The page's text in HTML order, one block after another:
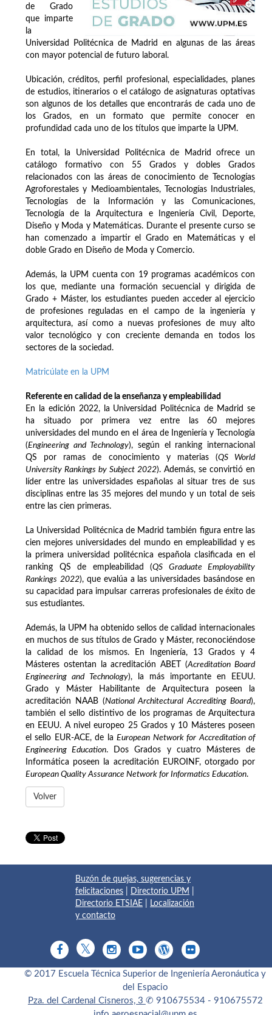
de Grado
que imparte
la
Universidad Politécnica de Madrid en algunas de las áreas
con mayor potencial de futuro laboral.
Ubicación, créditos, perfil profesional, especialidades, planes
de estudios, itinerarios o el catálogo de asignaturas optativas
son algunos de los detalles que encontrarás de cada uno de
los Grados, en un formato que permite conocer en
profundidad cada uno de los títulos que imparte la UPM.
En total, la Universidad Politécnica de Madrid ofrece un
catálogo formativo con 55 Grados y dobles Grados
relacionados con las áreas de conocimiento de Tecnologías
Agroforestales y Medioambientales, Tecnologías Industriales,
Tecnologías de la Información y las Comunicaciones,
Tecnología de la Arquitectura e Ingeniería Civil, Deporte,
Diseño y Moda y Matemáticas. Durante el presente curso se
han comenzado a impartir el Grado en Matemáticas y el
doble Grado en Diseño de Moda y Comercio.
Además, la UPM cuenta con 19 programas académicos con
los que, mediante una formación secuencial y dirigida de
Grado + Máster, los estudiantes pueden acceder al ejercicio
de profesiones reguladas en el campo de la ingeniería y
arquitectura, así como a nuevas profesiones de muy alto
valor tecnológico y con creciente demanda en todos los
sectores de la sociedad.
Matricúlate en la UPM
Referente en calidad de la enseñanza y empleabilidad
En la edición 2022, la Universidad Politécnica de Madrid se
ha situado por primera vez entre las 60 mejores
universidades del mundo en el área de Ingeniería y Tecnología
(Engineering and Technology), según el ranking internacional
QS por ramas de conocimiento y materias (QS World
University Rankings by Subject 2022). Además, se convirtió en
líder entre las universidades españolas al situar tres de sus
disciplinas entre las 35 mejores del mundo y un total de seis
entre las cien primeras.
La Universidad Politécnica de Madrid también figura entre las
cien mejores universidades del mundo en empleabilidad y es
la primera universidad politécnica española clasificada en el
ranking QS de empleabilidad (QS Graduate Employability
Rankings 2022), que evalúa a las universidades basándose en
su capacidad para impulsar carreras profesionales de éxito de
sus estudiantes.
Además, la UPM ha obtenido sellos de calidad internacionales
en muchos de sus títulos de Grado y Máster, reconociéndose
la calidad de los mismos. En Ingeniería, 13 Grados y 4
Másteres ostentan la acreditación ABET (Acreditation Board
Engineering and Technology), la más importante en EEUU.
Grado y Máster Habilitante de Arquitectura poseen la
acreditación NAAB (National Architectural Accrediting Board),
también el sello distintivo de los programas de Arquitectura
en EEUU. A nivel europeo 25 Grados y 10 Másteres poseen
el sello EUR-ACE, de laEuropean Network for Accreditation of
Engineering Education. Dos Grados y cuatro Másteres de
Informática poseen la acreditación EUROINF, otorgado por
European Quality Assurance Network for Informatics Education.
Volver
Buzón de quejas, sugerencias y
felicitaciones
Directorio UPM
Directorio ETSIAE
Localización
y contacto
© 2017 Escuela Técnica Superior de Ingeniería Aeronáutica y
del Espacio
Pza. del Cardenal Cisneros, 3 ✆ 910675534 - 910675572